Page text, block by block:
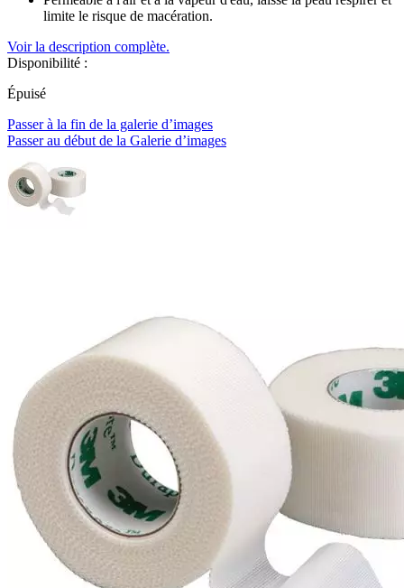
limite le risque de macération.
Voir la description complète.
Disponibilité :
Épuisé
Passer à la fin de la galerie d’images
Passer au début de la Galerie d’images